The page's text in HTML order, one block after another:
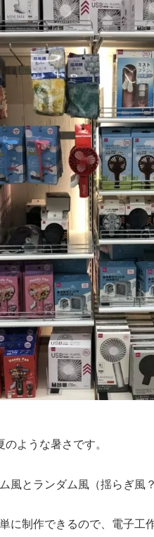
ような暑さです。
風とランダム風（揺らぎ風
に制作できるので、電子工